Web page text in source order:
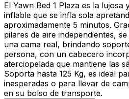
El Yawn Bed 1 Plaza es la lujosa
inflable que se infla sola
aproximadamente 5 minutos.
pilares de aire independientes,
una cama real, brindando
persona, con un cabecero
aterciopelada que mantiene las
Soporta hasta 125 Kg, es ideal
inesperadas o para llevar de
en su bolso de transporte.